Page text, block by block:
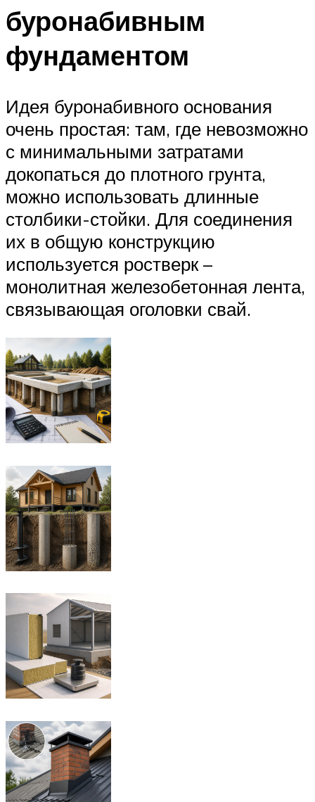
буронабивным
фундаментом
Идея буронабивного основания
очень простая: там, где невозможно
с минимальными затратами
докопаться до плотного грунта,
можно использовать длинные
столбики-стойки. Для соединения
их в общую конструкцию
используется ростверк –
монолитная железобетонная лента,
связывающая оголовки свай.